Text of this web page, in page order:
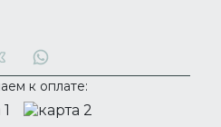
к оплате: